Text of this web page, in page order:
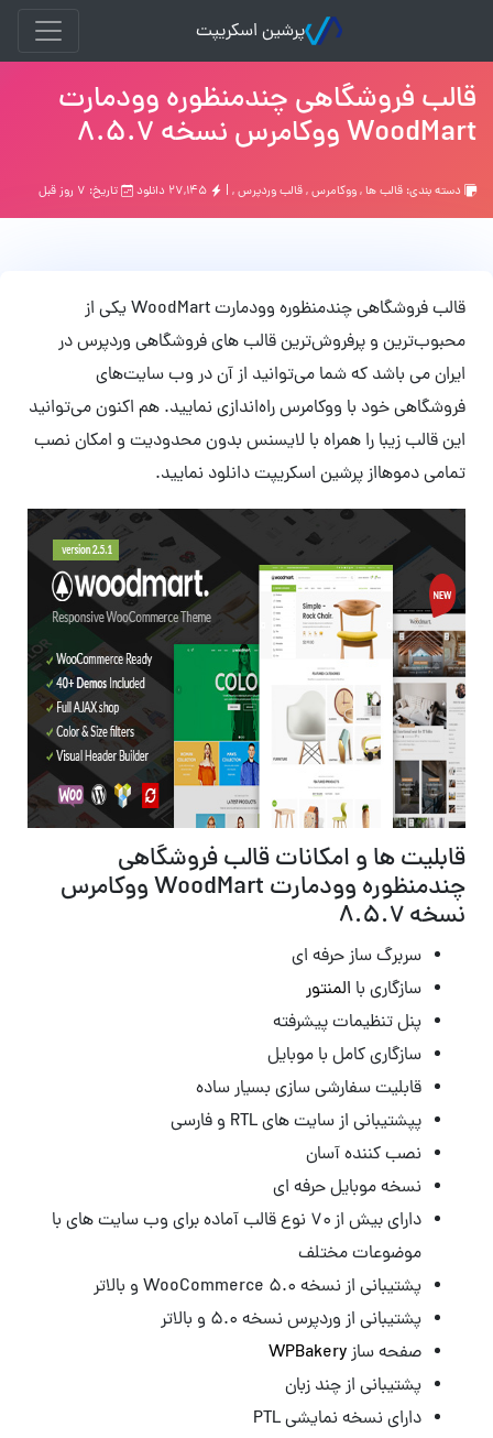
پرشین اسکریپت
قالب فروشگاهی چندمنظوره وودمارت
WoodMart ووکامرس نسخه 8.5.7
دسته بندی: قالب ها,ووکامرس,قالب وردپرس, | تاریخ: ۷ روز قبل
قالب فروشگاهی چندمنظوره وودمارت WoodMart یکی از
محبوب‌ترین و پرفروش‌ترین قالب های فروشگاهی وردپرس در
ایران می باشد که شما می‌توانید از آن در وب سایت‌های
فروشگاهی خود با ووکامرس راه‌اندازی نمایید. هم اکنون می‌توانید
این قالب زیبا را همراه با لایسنس بدون محدودیت و امکان نصب
تمامی دموهااز پرشین اسکریپت دانلود نمایید.
قابلیت ها و امکانات قالب فروشگاهی
چندمنظوره وودمارت WoodMart ووکامرس
نسخه 8.5.7
سربرگ ساز حرفه ای
سازگاری با المنتور
پنل تنظیمات پیشرفته
سازگاری کامل با موبایل
قابلیت سفارشی سازی بسیار ساده
پپشتیبانی از سایت های RTL و فارسی
نصب کننده آسان
نسخه موبایل حرفه ای
دارای بیش از ۷۰ نوع قالب آماده برای وب سایت های با
موضوعات مختلف
پشتیبانی از نسخه 5.0 WooCommerce و بالاتر
پشتیبانی از وردپرس نسخه ۵.۰ و بالاتر
صفحه سازWPBakery
پشتیبانی از چند زبان
دارای نسخه نمایشی PTL